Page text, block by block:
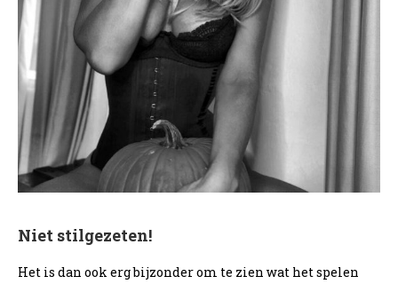
Niet stilgezeten!
Het is dan ook erg bijzonder om te zien wat het spelen